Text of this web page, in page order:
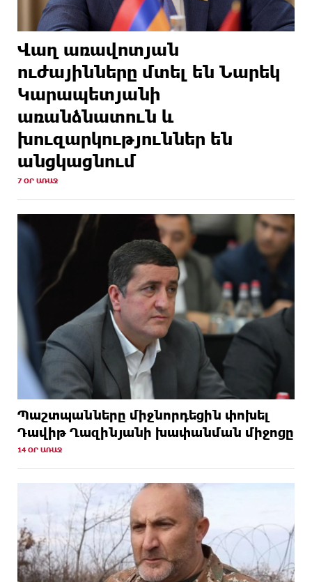
Վաղ առավոտյան
ուժայինները մտել են Նարեկ
Կարապետյանի
առանձնատուն և
խուզարկություններ են
անցկացնում
7 ՕՐ ԱՌԱՋ
Պաշտպանները միջնորդեցին փոխել
Դավիթ Ղազինյանի խափանման միջոցը
14 ՕՐ ԱՌԱՋ